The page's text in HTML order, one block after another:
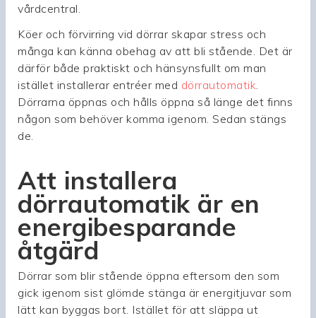
vårdcentral.
Köer och förvirring vid dörrar skapar stress och
många kan känna obehag av att bli stående. Det är
därför både praktiskt och hänsynsfullt om man
istället installerar entréer med dörrautomatik.
Dörrarna öppnas och hålls öppna så länge det finns
någon som behöver komma igenom. Sedan stängs
de.
Att installera
dörrautomatik är en
energibesparande
åtgärd
Dörrar som blir stående öppna eftersom den som
gick igenom sist glömde stänga är energitjuvar som
lätt kan byggas bort. Istället för att släppa ut